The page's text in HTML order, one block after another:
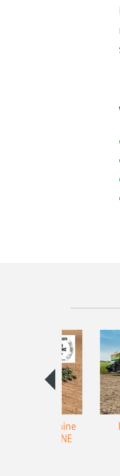
monograine
TCC AMAZONE